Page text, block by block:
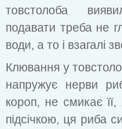
товстолоба
подавати треба не
води, а то і взагалі
Клювання у
напружує нерви
короп, не смикає
підсічкою, ця риба